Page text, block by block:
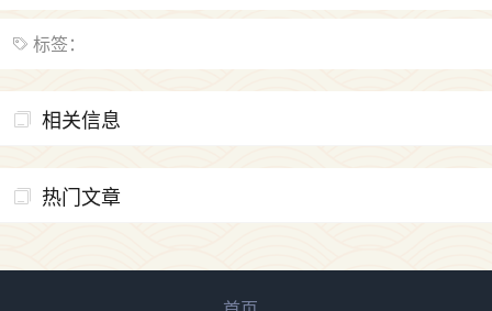
标签：
相关信息
热门文章